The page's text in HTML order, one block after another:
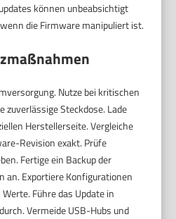
können unbeabsichtigt
die Firmware manipuliert ist.
Nutze bei kritischen
zuverlässige Steckdose. Lade
Herstellerseite. Vergleiche
Revision exakt. Prüfe
Fertige ein Backup der
an. Exportiere Konfigurationen
Führe das Update in
Vermeide USB-Hubs und